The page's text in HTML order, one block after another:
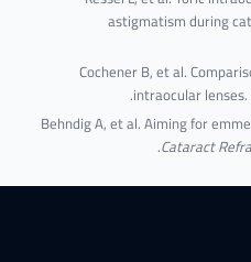
astigmatism
Cochener B, et al.
intraocular
Behndig A, et al. Aiming for
Cataract